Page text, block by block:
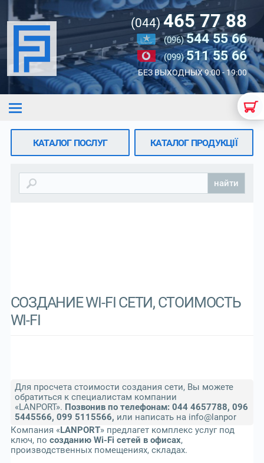
(044)465 77 88
(096)544 55 66
(099)511 55 66
БЕЗ ВЫХОДНЫХ 9:00 - 19:00
КАТАЛОГ ПОСЛУГ КАТАЛОГ ПРОДУКЦІЇ
найти
СОЗДАНИЕ WI-FI СЕТИ, СТОИМОСТЬ
WI-FI
Для просчета стоимости создания сети, Вы можете
обратиться к специалистам компании
«LANPORT». Позвонив по телефонам: 044 4657788, 096
5445566, 099 5115566, или написать на info@lanpor
Компания « LANPORT» предлагет комплекс услуг под
ключ, по созданию Wi-Fi сетей в офисах,
производственных помещениях, складах.